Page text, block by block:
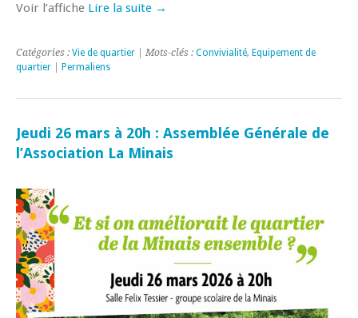
Voir l’affiche Lire la suite →
Catégories : Vie de quartier | Mots-clés : Convivialité, Equipement de
quartier
Permaliens
Jeudi 26 mars à 20h : Assemblée Générale de
l’Association La Minais